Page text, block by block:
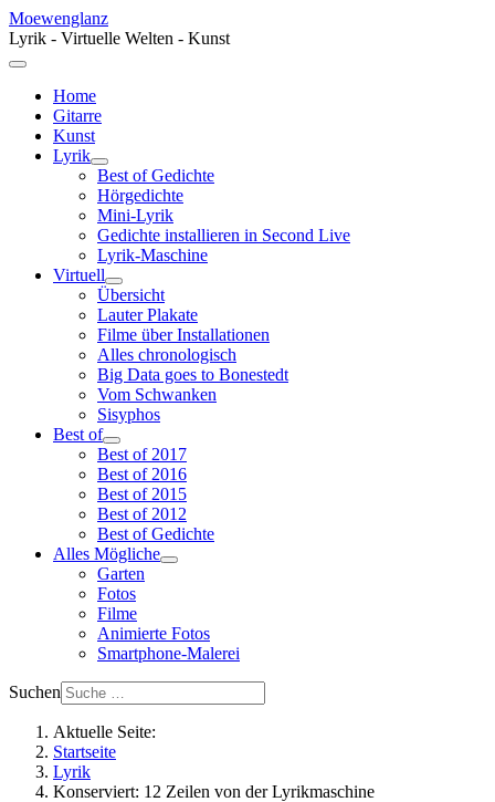
Moewenglanz
Lyrik - Virtuelle Welten - Kunst
Home
Gitarre
Kunst
Lyrik
Best of Gedichte
Hörgedichte
Mini-Lyrik
Gedichte installieren in Second Live
Lyrik-Maschine
Virtuell
Übersicht
Lauter Plakate
Filme über Installationen
Alles chronologisch
Big Data goes to Bonestedt
Vom Schwanken
Sisyphos
Best of
Best of 2017
Best of 2016
Best of 2015
Best of 2012
Best of Gedichte
Alles Mögliche
Garten
Fotos
Filme
Animierte Fotos
Smartphone-Malerei
Suchen
Aktuelle Seite:
Startseite
Lyrik
Konserviert: 12 Zeilen von der Lyrikmaschine